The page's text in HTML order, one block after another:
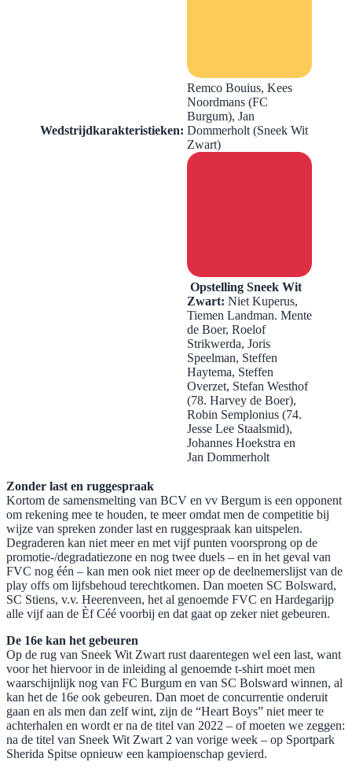
Wedstrijdkarakteristieken:
Remco Bouius, Kees
Noordmans (FC
Burgum), Jan
Dommerholt (Sneek Wit
Zwart)
Opstelling Sneek Wit
Zwart: ​Niet Kuperus,
Tiemen Landman. Mente
de Boer, Roelof
Strikwerda, Joris
Speelman, Steffen
Haytema, Steffen
Overzet, Stefan Westhof
(78. Harvey de Boer),
Robin Semplonius (74.
Jesse Lee Staalsmid),
Johannes Hoekstra en
Jan Dommerholt
Zonder last en ruggespraak
Kortom de samensmelting van BCV en vv Bergum is een opponent
om rekening mee te houden, te meer omdat men de competitie bij
wijze van spreken zonder last en ruggespraak kan uitspelen.
Degraderen kan niet meer en met vijf punten voorsprong op de
promotie-/degradatiezone en nog twee duels – en in het geval van
FVC nog één – kan men ook niet meer op de deelnemerslijst van de
play offs om lijfsbehoud terechtkomen. Dan moeten SC Bolsward,
SC Stiens, v.v. Heerenveen, het al genoemde FVC en Hardegarijp
alle vijf aan de Èf Céé voorbij en dat gaat op zeker niet gebeuren.
​De 16e kan het gebeuren
Op de rug van Sneek Wit Zwart rust daarentegen wel een last, want
voor het hiervoor in de inleiding al genoemde t-shirt moet men
waarschijnlijk nog van FC Burgum en van SC Bolsward winnen, al
kan het de 16e ook gebeuren. Dan moet de concurrentie onderuit
gaan en als men dan zelf wint, zijn de “Heart Boys” niet meer te
achterhalen en wordt er na de titel van 2022 – of moeten we zeggen:
na de titel van Sneek Wit Zwart 2 van vorige week – op Sportpark
Sherida Spitse opnieuw een kampioenschap gevierd.